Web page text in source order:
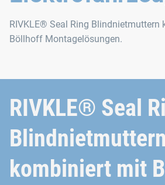
RIVKLE® Seal Ring Blindnietmuttern
Böllhoff Montagelösungen.
RIVKLE® Seal
Blindnietmuttern
kombiniert mit